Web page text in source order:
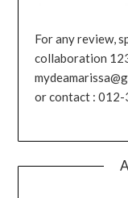
For any review,
collaboration
or contact :